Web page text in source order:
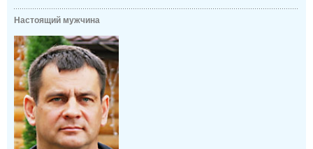
Настоящий мужчина